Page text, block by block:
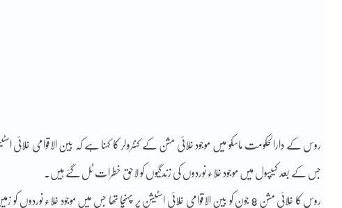
روس کے دارالحکومت ماسکو میں موجود خلائی مشن کے کنٹرولر کا کہنا ہے کہ بین الاقوامی خلائی
جس کے بعد کیپسول میں موجود خلاء نوردوں کی زندگیوں کو لاحق خطرات ٹل گئے ہیں۔